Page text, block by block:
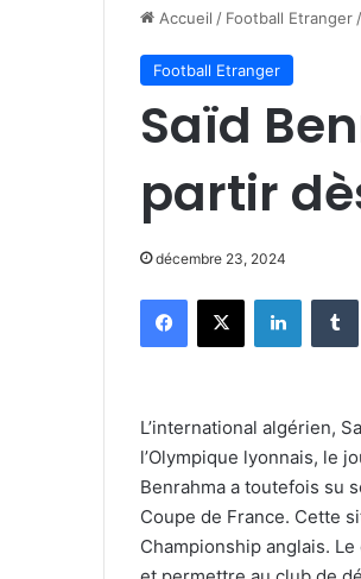
Accueil / Football Etranger /
Football Etranger
Saïd
partir
décembre 23, 2024
Facebook
X Linkedin
L’international algérien,
l’Olympique lyonnais, le
Benrahma a toutefois su
Coupe de France. Cette
Championship anglais.